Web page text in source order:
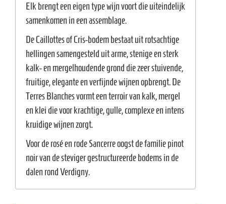
Elk brengt een eigen type wijn voort die uiteindelijk
samenkomen in een assemblage.
De Caillottes of Cris-bodem bestaat uit rotsachtige
hellingen samengesteld uit arme, stenige en sterk
kalk- en mergelhoudende grond die zeer stuivende,
fruitige, elegante en verfijnde wijnen opbrengt. De
Terres Blanches vormt een terroir van kalk, mergel
en klei die voor krachtige, gulle, complexe en intens
kruidige wijnen zorgt.
Voor de rosé en rode Sancerre oogst de familie pinot
noir van de steviger gestructureerde bodems in de
dalen rond Verdigny.